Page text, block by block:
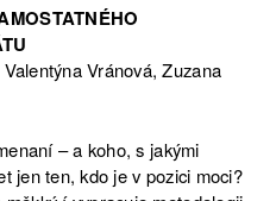
Vránová, Zuzana
– a koho, s jakými
jen ten, kdo je v pozici moci?